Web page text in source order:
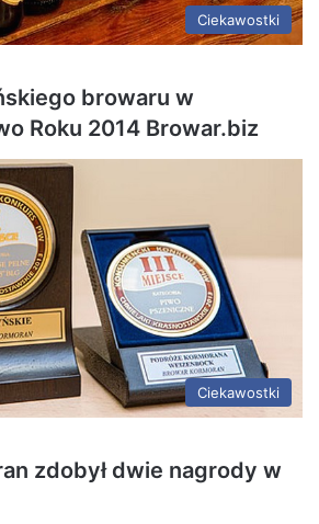
Ciekawostki
browaru w
Roku 2014 Browar.biz
Ciekawostki
zdobył dwie nagrody w